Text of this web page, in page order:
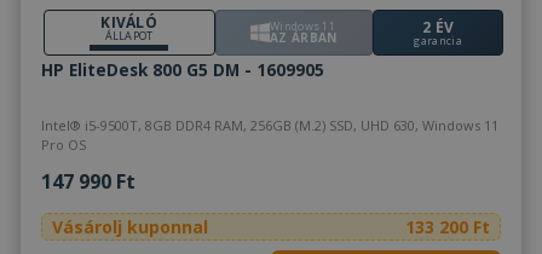
KIVÁLÓ
ÁLLAPOT
Windows 11
AZ ÁRBAN 2 ÉV
garancia
HP EliteDesk 800 G5 DM - 1609905
Intel® i5-9500T, 8GB DDR4 RAM, 256GB (M.2) SSD, UHD 630, Windows 11
Pro OS
147 990 Ft
Vásárolj kuponnal 133 200 Ft